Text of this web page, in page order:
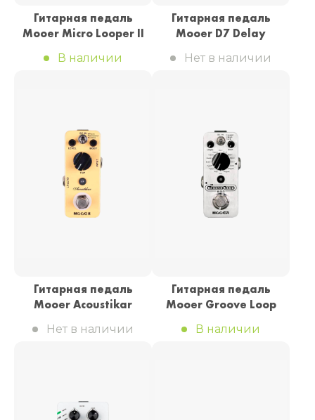
Гитарная педаль
Mooer Micro Looper II
В наличии
Гитарная педаль
Mooer D7 Delay
Нет в наличии
Гитарная педаль
Mooer Acoustikar
Нет в наличии
Гитарная педаль
Mooer Groove Loop
В наличии